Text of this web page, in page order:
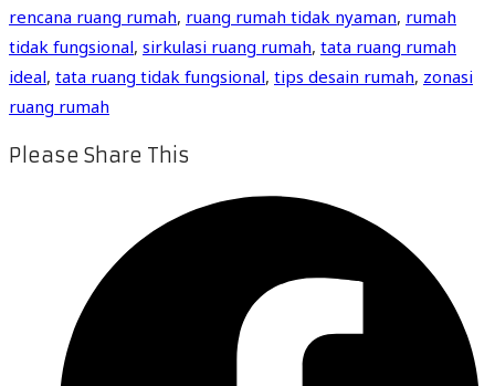
rencana ruang rumah, ruang rumah tidak nyaman, rumah
tidak fungsional, sirkulasi ruang rumah, tata ruang rumah
ideal, tata ruang tidak fungsional, tips desain rumah, zonasi
ruang rumah
Please Share This